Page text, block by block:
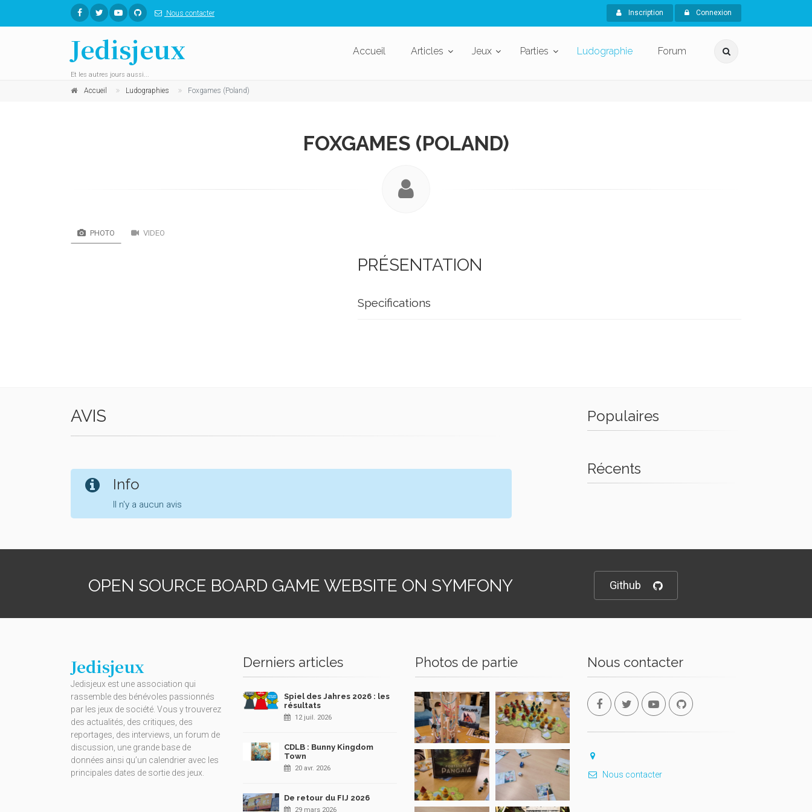
Nous contacter Inscription Connexion
Jedisjeux
Et les autres jours aussi...
Accueil Articles Jeux Parties Ludographie Forum
Accueil Ludographies Foxgames (Poland)
FOXGAMES (POLAND)
PHOTO VIDEO
PRÉSENTATION
Specifications
AVIS
Info
Il n'y a aucun avis
Populaires
Récents
OPEN SOURCE BOARD GAME WEBSITE ON SYMFONY Github
Jedisjeux
Jedisjeux est une association qui
rassemble des bénévoles passionnés
par les jeux de société. Vous y trouverez
des actualités, des critiques, des
reportages, des interviews, un forum de
discussion, une grande base de
données ainsi qu’un calendrier avec les
principales dates de sortie des jeux.
Derniers articles
Spiel des Jahres 2026 : les
résultats
12 juil. 2026
CDLB : Bunny Kingdom
Town
20 avr. 2026
De retour du FIJ 2026
29 mars 2026
Photos de partie Nous contacter
Nous contacter